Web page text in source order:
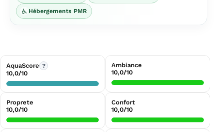
Hébergements PMR
AquaScore ?
10,0/10
Ambiance
10,0/10
Proprete
10,0/10
Confort
10,0/10